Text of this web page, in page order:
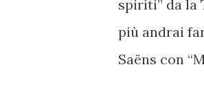
spiriti” da la
più andrai
Saëns con